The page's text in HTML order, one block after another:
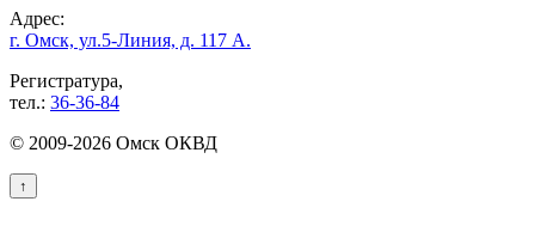
Адрес:
г. Омск, ул.5-Линия, д. 117 А.
Регистратура,
тел.: 36-36-84
© 2009-2026 Омск ОКВД
↑